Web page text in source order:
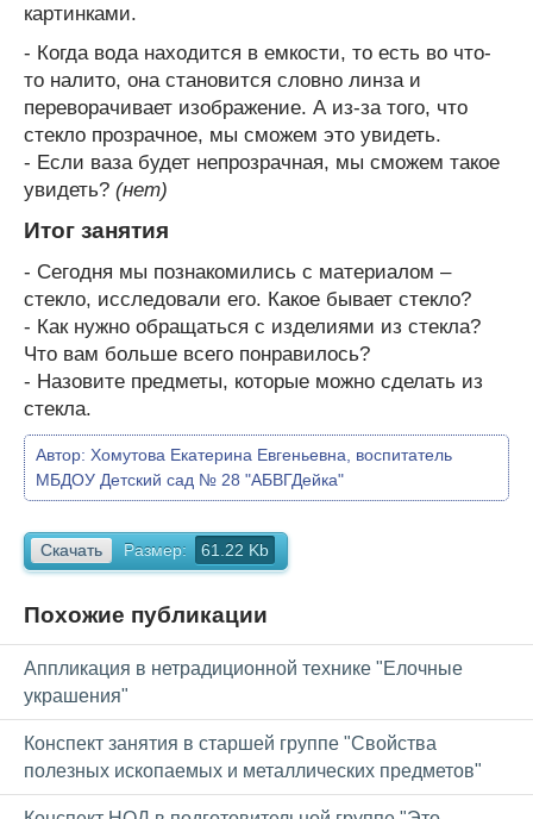
картинками.
- Когда вода находится в емкости, то есть во что-
то налито, она становится словно линза и
переворачивает изображение. А из-за того, что
стекло прозрачное, мы сможем это увидеть.
- Если ваза будет непрозрачная, мы сможем такое
увидеть? (нет)
Итог занятия
- Сегодня мы познакомились с материалом –
стекло, исследовали его. Какое бывает стекло?
- Как нужно обращаться с изделиями из стекла?
Что вам больше всего понравилось?
- Назовите предметы, которые можно сделать из
стекла.
Автор: Хомутова Екатерина Евгеньевна, воспитатель
МБДОУ Детский сад № 28 "АБВГДейка"
Скачать Размер: 61.22 Kb
Похожие публикации
Аппликация в нетрадиционной технике "Елочные
украшения"
Конспект занятия в старшей группе "Свойства
полезных ископаемых и металлических предметов"